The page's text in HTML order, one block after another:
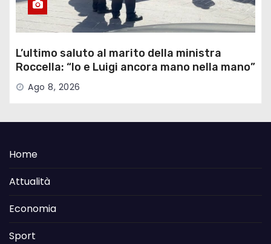
L’ultimo saluto al marito della ministra
Roccella: “Io e Luigi ancora mano nella mano”
Ago 8, 2026
Home
Attualità
Economia
Sport